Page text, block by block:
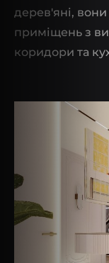
дерев'яні, вони
приміщень з
коридори та